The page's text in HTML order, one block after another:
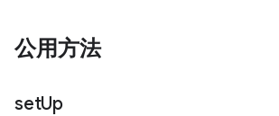
公用方法
setUp